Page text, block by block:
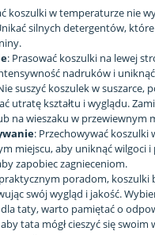
koszulki w temperaturze nie
silnych detergentów, które
: Prasować koszulki na lewej
nadruków i
suszyć koszulek w suszarce,
utratę kształtu i wyglądu.
na wieszaku w przewiewnym
: Przechowywać koszulki
miejscu, aby uniknąć wilgoci i
zapobiec zagnieceniom.
poradom, koszulki
swój wygląd i jakość.
taty, warto pamiętać o
tata mógł cieszyć się